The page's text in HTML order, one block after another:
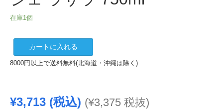
在庫1個
ィ
レ
ッ
カートに入れる
8000円以上で送料無料(北海道・沖縄は除く)
¥3,713 (税込) (¥3,375 税抜)